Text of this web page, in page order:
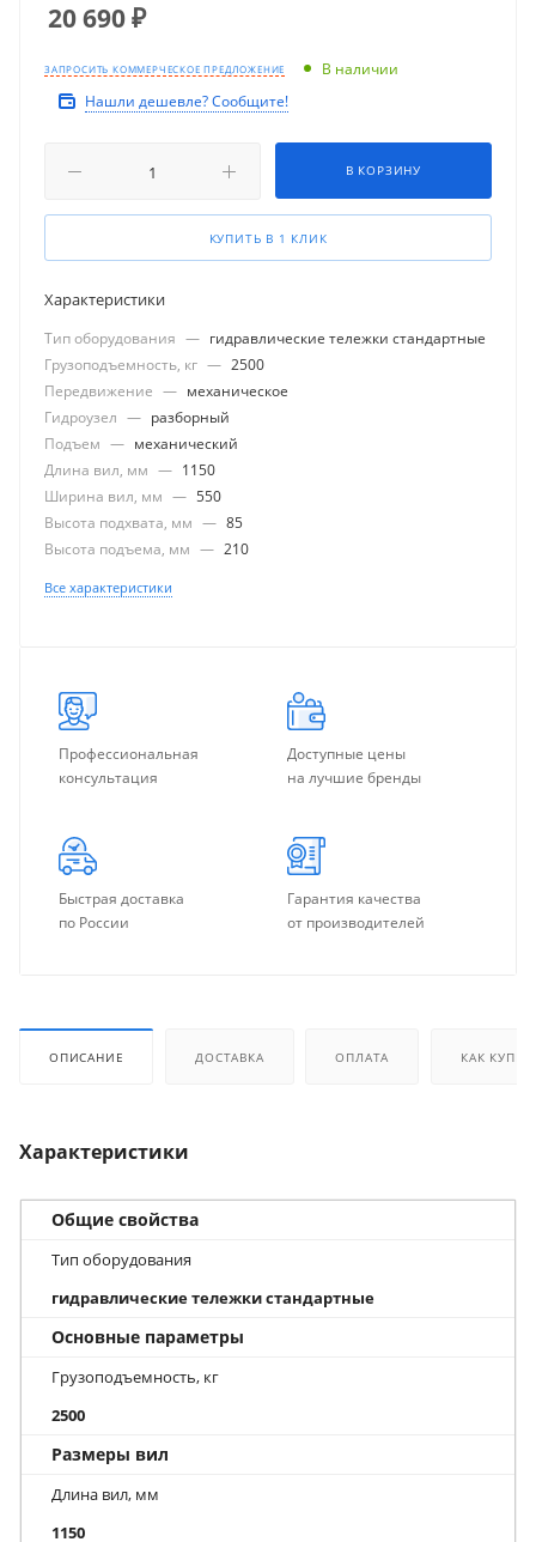
20 690₽
ЗАПРОСИТЬ КОММЕРЧЕСКОЕ ПРЕДЛОЖЕНИЕ
В наличии
Нашли дешевле? Сообщите!
В КОРЗИНУ
КУПИТЬ В 1 КЛИК
Характеристики
Тип оборудования — гидравлические тележки стандартные
Грузоподъемность, кг — 2500
Передвижение — механическое
Гидроузел — разборный
Подъем — механический
Длина вил, мм — 1150
Ширина вил, мм — 550
Высота подхвата, мм — 85
Высота подъема, мм — 210
Все характеристики
Профессиональная
консультация
Доступные цены
на лучшие бренды
Быстрая доставка
по России
Гарантия качества
от производителей
ОПИСАНИЕ ДОСТАВКА ОПЛАТА КАК
Характеристики
Общие свойства
Тип оборудования
гидравлические тележки стандартные
Основные параметры
Грузоподъемность, кг
2500
Размеры вил
Длина вил, мм
1150